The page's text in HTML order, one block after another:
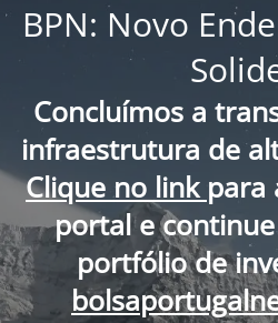
BPN: Novo
Concluímos a
infraestrutura de
Clique no link para
portal e
portfólio de